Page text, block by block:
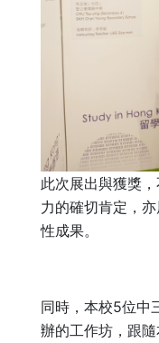
此次展出與獲獎
力的確切肯定，
性成果。
同時，本校5位中
辦的工作坊，跟